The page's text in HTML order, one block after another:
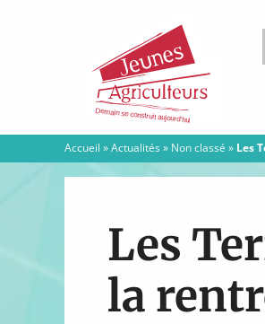
Agriculteurs
Accueil »Actualités» Non classé » Les
Les
la